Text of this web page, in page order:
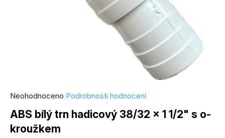
ABS bílý trn hadicový 38/32 x 1 1/2" s o-
kroužkem
Průměrné
produktu
je
Neohodnoceno Podrobnosti hodnocení